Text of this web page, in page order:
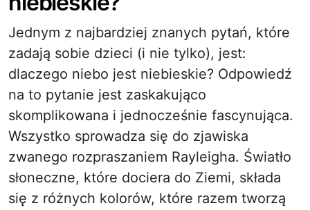
Jednym z najbardziej znanych pytań, które
zadają sobie dzieci (i nie tylko), jest:
dlaczego niebo jest niebieskie? Odpowiedź
na to pytanie jest zaskakująco
skomplikowana i jednocześnie fascynująca.
Wszystko sprowadza się do zjawiska
zwanego rozpraszaniem Rayleigha. Światło
słoneczne, które dociera do Ziemi, składa
się z różnych kolorów, które razem tworzą